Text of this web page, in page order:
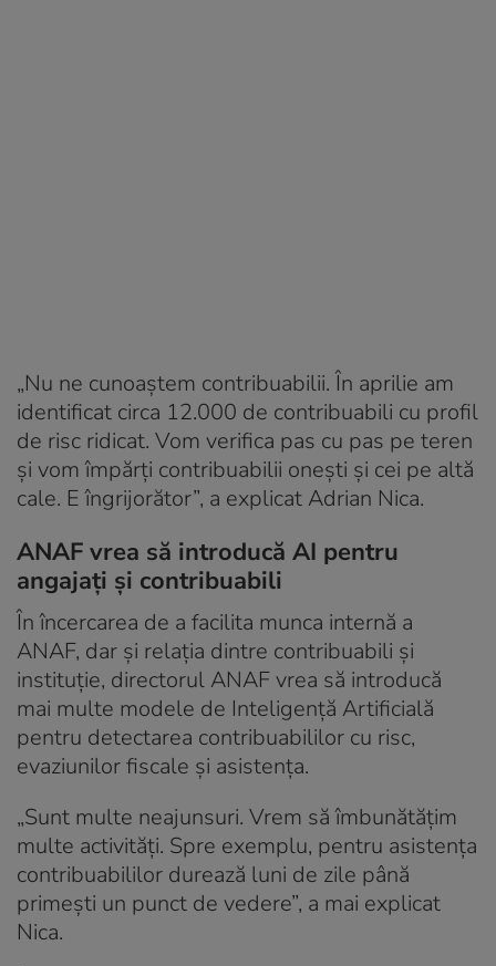
„Nu ne cunoaștem contribuabilii. În aprilie am
identificat circa 12.000 de contribuabili cu profil
de risc ridicat. Vom verifica pas cu pas pe teren
și vom împărți contribuabilii onești și cei pe altă
cale. E îngrijorător”, a explicat Adrian Nica.
ANAF vrea să introducă AI pentru
angajați și contribuabili
În încercarea de a facilita munca internă a
ANAF, dar și relația dintre contribuabili și
instituție, directorul ANAF vrea să introducă
mai multe modele de Inteligență Artificială
pentru detectarea contribuabililor cu risc,
evaziunilor fiscale și asistența.
„Sunt multe neajunsuri. Vrem să îmbunătățim
multe activități. Spre exemplu, pentru asistența
contribuabililor durează luni de zile până
primești un punct de vedere”, a mai explicat
Nica.